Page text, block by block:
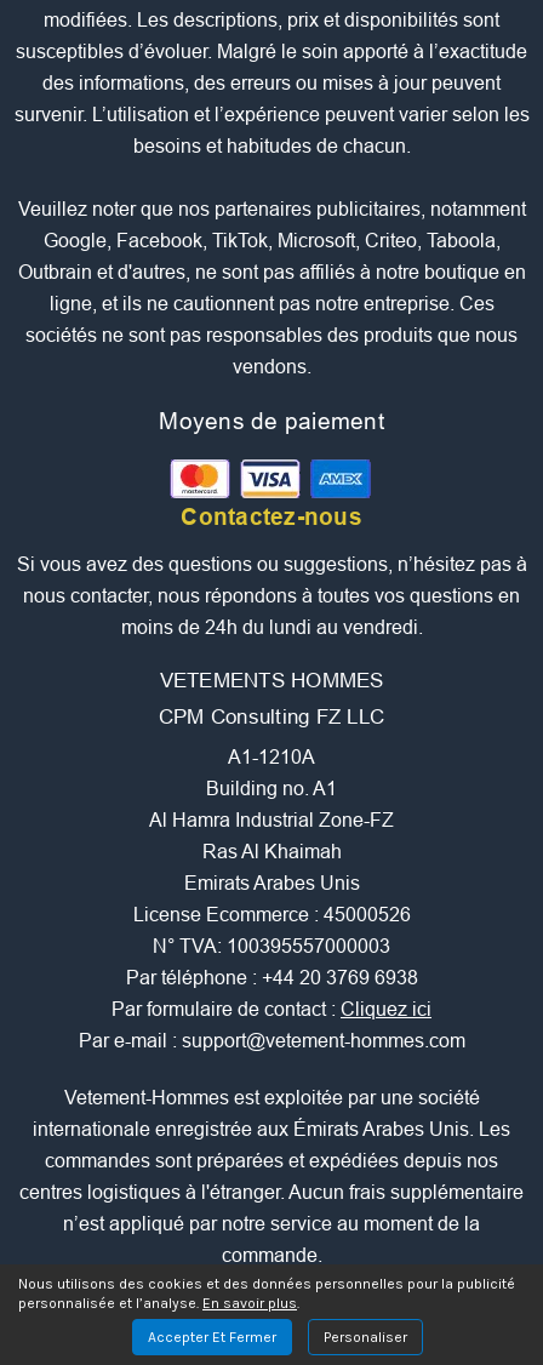
modifiées. Les descriptions, prix et disponibilités sont
susceptibles d’évoluer. Malgré le soin apporté à l’exactitude
des informations, des erreurs ou mises à jour peuvent
survenir. L’utilisation et l’expérience peuvent varier selon les
besoins et habitudes de chacun.
Veuillez noter que nos partenaires publicitaires, notamment
Google, Facebook, TikTok, Microsoft, Criteo, Taboola,
Outbrain et d'autres, ne sont pas affiliés à notre boutique en
ligne, et ils ne cautionnent pas notre entreprise. Ces
sociétés ne sont pas responsables des produits que nous
vendons.
Moyens de paiement
Contactez-nous
Si vous avez des questions ou suggestions, n’hésitez pas à
nous contacter, nous répondons à toutes vos questions en
moins de 24h du lundi au vendredi.
VETEMENTS HOMMES
CPM Consulting FZ LLC
A1-1210A
Building no. A1
Al Hamra Industrial Zone-FZ
Ras Al Khaimah
Emirats Arabes Unis
License Ecommerce : 45000526
N° TVA: 100395557000003
Par téléphone : +44 20 3769 6938
Par formulaire de contact : Cliquez ici
Par e-mail : support@vetement-hommes.com
Vetement-Hommes est exploitée par une société
internationale enregistrée aux Émirats Arabes Unis. Les
commandes sont préparées et expédiées depuis nos
centres logistiques à l'étranger. Aucun frais supplémentaire
n’est appliqué par notre service au moment de la
commande.
Les comparaisons de prix affichées sur ce site sont établies
à partir de prix TTC observés auprès d’un ou plusieurs
Nous utilisons des cookies et des données personnelles pour la publicité
personnalisée et l’analyse. En savoir plus.
Accepter Et Fermer
Personaliser